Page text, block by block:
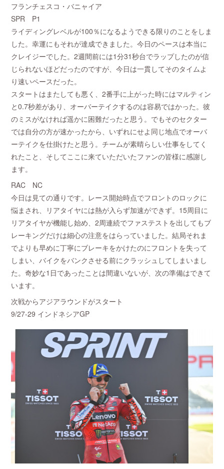
フランチェスコ・バニャイア
SPR P1
ライディングレベルが100％になるようできる限りのことをしま
した。幸運にもそれが達成できました。今日のペースは本当に
クレイジーでした。2週間前には1分31秒台でラップしたのが信
じられないほどだったのですが、今日は一貫してそのタイムよ
り速いペースだった。
スタートはまたしても悪く、2番手に上がった時にはマルティン
と0.7秒差があり、オーバーテイクするのは容易ではかった。彼
のミスがなければ遥かに困難だったと思う。でもそのセクター
では自分の方が速かったから、いずれにせよ同じ地点でオーバ
ーテイクを仕掛けたと思う。チームが素晴らしい仕事をしてく
れたこと、そしてここに来ていただいたファンの皆様に感謝し
ます。
RAC NC
今日は見ての通りです。レース開始時点でフロントのロックに
悩まされ、リアタイヤには熱が入らず加速ができず。15周目に
リアタイヤが機能し始め、2周連続でファステストを出してもブ
レーキングだけは細心の注意をはらっていました。結局それま
でよりも早めに丁寧にブレーキをかけたのにフロントを失って
しまい、バイクをバンクさせる前にクラッシュしてしまいまし
た。奇妙な1日であったことは間違いないが、次の準備はできて
います。
次戦からアジアラウンドがスタート
9/27-29 インドネシアGP